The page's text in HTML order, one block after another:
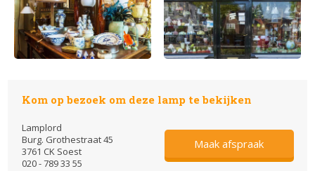
Kom op bezoek om deze lamp te bekijken
Lamplord
Burg. Grothestraat 45
3761 CK Soest
020 - 789 33 55
Maak afspraak